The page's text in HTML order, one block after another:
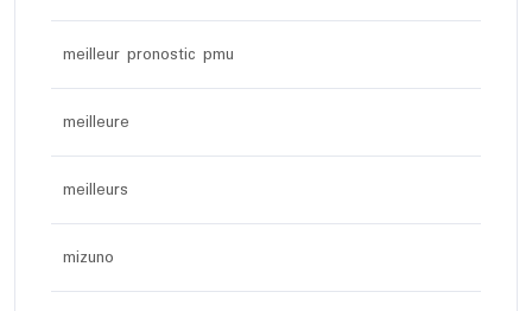
meilleur pronostic pmu
meilleure
meilleurs
mizuno